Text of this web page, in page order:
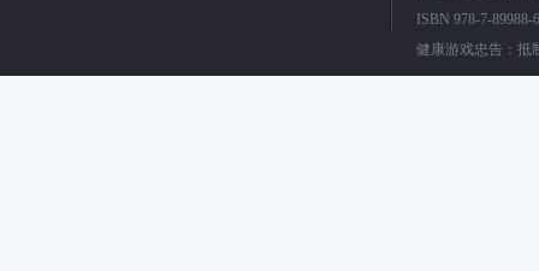
ISBN 978-7-
健康游戏忠告：抵